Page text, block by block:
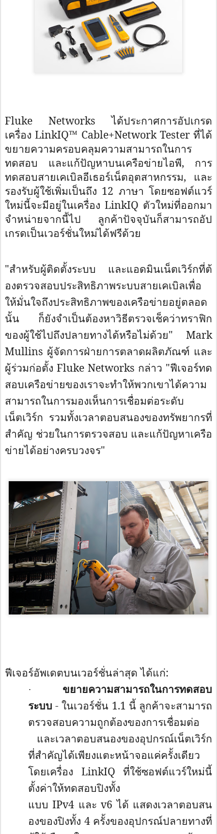
Fluke Networks
ได้ประกาศการอัปเกรด
เครื่องLinkIQ™ Cable+Network Tester ที่ได้
ขยายความครอบคลุมความสามารถในการ
ทดสอบ และแก้ปัญหาบนเครือข่ายไอพี, การ
ทดสอบสายเคเบิลอีเธอร์เน็ตอุตสาหกรรม, และ
รองรับผู้ใช้เพิ่มเป็นถึง 12 ภาษา โดยซอฟต์แวร์
ใหม่นี้จะมีอยู่ในเครื่อง LinkIQ ตัวใหม่ที่ออกมา
จำหน่ายจากนี้ไป ลูกค้าปัจจุบันก็สามารถอัป
เกรดเป็นเวอร์ชั่นใหม่ได้ฟรีด้วย
"สำหรับผู้ติดตั้งระบบ และแอดมินเน็ตเวิร์กที่ต้
องตรวจสอบประสิทธิภาพระบบสายเคเบิลเพื่อ
ให้มั่นใจถึงประสิทธิภาพของเครือข่ายอยู่ตลอด
นั้น ก็ยังจำเป็นต้องหาวิธีตรวจเช็คว่าทราฟิก
ของผู้ใช้ไปถึงปลายทางได้หรือไม่ด้วย" Mark
Mullins ผู้จัดการฝ่ายการตลาดผลิตภัณฑ์ และ
ผู้ร่วมก่อตั้ง Fluke Networks กล่าว "ฟีเจอร์ทด
สอบเครือข่ายของเราจะทำให้พวกเขาได้ความ
สามารถในการมองเห็นการเชื่อมต่อระดับ
เน็ตเวิร์ก รวมทั้งเวลาตอบสนองของทรัพยากรที่
สำคัญ ช่วยในการตรวจสอบ และแก้ปัญหาเครือ
ข่ายได้อย่างครบวงจร"
ฟีเจอร์อัพเดตบนเวอร์ชั่นล่าสุด ได้แก่:
·
ขยายความสามารถในการทดสอบ
ระบบ - ในเวอร์ชั่น 1.1 นี้ ลูกค้าจะสามารถ
ตรวจสอบความถูกต้องของการเชื่อมต่อ
และเวลาตอบสนองของอุปกรณ์เน็ตเวิร์ก
ที่สำคัญได้เพียงแตะหน้าจอแค่ครั้งเดียว
โดยเครื่อง LinkIQ ที่ใช้ซอฟต์แวร์ใหม่นี้
ตั้งค่าให้ทดสอบปิงทั้ง
แบบIPv4 และv6ได้ แสดงเวลาตอบสน
องของปิงทั้ง 4 ครั้งของอุปกรณ์ปลายทางที่